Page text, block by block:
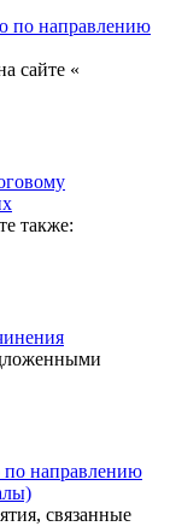
по направлению
сайте «
также:
направлению
связанные